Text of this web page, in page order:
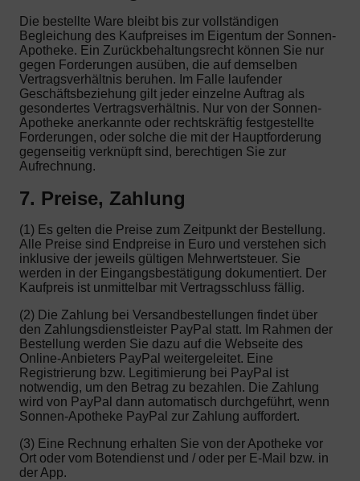
Die bestellte Ware bleibt bis zur vollständigen
Begleichung des Kaufpreises im Eigentum der Sonnen-
Apotheke. Ein Zurückbehaltungsrecht können Sie nur
gegen Forderungen ausüben, die auf demselben
Vertragsverhältnis beruhen. Im Falle laufender
Geschäftsbeziehung gilt jeder einzelne Auftrag als
gesondertes Vertragsverhältnis. Nur von der Sonnen-
Apotheke anerkannte oder rechtskräftig festgestellte
Forderungen, oder solche die mit der Hauptforderung
gegenseitig verknüpft sind, berechtigen Sie zur
Aufrechnung.
7. Preise, Zahlung
(1) Es gelten die Preise zum Zeitpunkt der Bestellung.
Alle Preise sind Endpreise in Euro und verstehen sich
inklusive der jeweils gültigen Mehrwertsteuer. Sie
werden in der Eingangsbestätigung dokumentiert. Der
Kaufpreis ist unmittelbar mit Vertragsschluss fällig.
(2) Die Zahlung bei Versandbestellungen findet über
den Zahlungsdienstleister PayPal statt. Im Rahmen der
Bestellung werden Sie dazu auf die Webseite des
Online-Anbieters PayPal weitergeleitet. Eine
Registrierung bzw. Legitimierung bei PayPal ist
notwendig, um den Betrag zu bezahlen. Die Zahlung
wird von PayPal dann automatisch durchgeführt, wenn
Sonnen-Apotheke PayPal zur Zahlung auffordert.
(3) Eine Rechnung erhalten Sie von der Apotheke vor
Ort oder vom Botendienst und / oder per E-Mail bzw. in
der App.